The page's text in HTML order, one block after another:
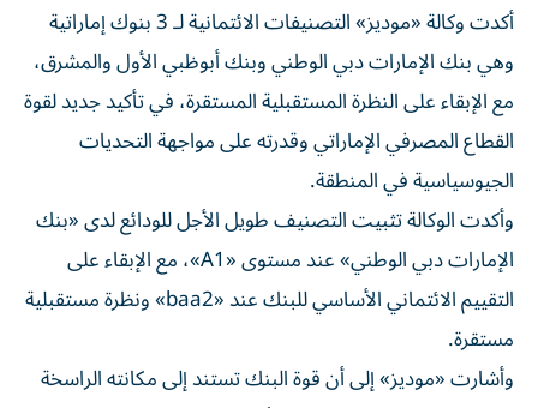
أكدت وكالة «موديز» التصنيفات الائتمانية لـ 3 بنوك إماراتية
وهي بنك الإمارات دبي الوطني وبنك أبوظبي الأول والمشرق،
مع الإبقاء على النظرة المستقبلية المستقرة، في تأكيد جديد لقوة
القطاع المصرفي الإماراتي وقدرته على مواجهة التحديات
الجيوسياسية في المنطقة.
وأكدت الوكالة تثبيت التصنيف طويل الأجل للودائع لدى «بنك
الإمارات دبي الوطني» عند مستوى «A1»، مع الإبقاء على
التقييم الائتماني الأساسي للبنك عند «baa2» ونظرة مستقبلية
مستقرة.
وأشارت «موديز» إلى أن قوة البنك تستند إلى مكانته الراسخة